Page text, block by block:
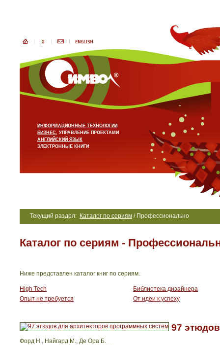
ИНФОРМАЦИОННЫЕ ТЕХНОЛОГИИ
БИЗНЕС, УПРАВЛЕНИЕ ПРОЕКТАМИ
АНГЛИЙСКИЙ ЯЗЫК
ЭЛЕКТРОННЫЕ КНИГИ
Текущий раздел: Каталог по сериям / Профессионально
Каталог по сериям -
Ниже представлен каталог книг по сериям.
High Tech
Библиотека дизайнера
Опыт не требуется
От идеи к успеху
97
Форд Н., Найгард М., Де Ора Б.